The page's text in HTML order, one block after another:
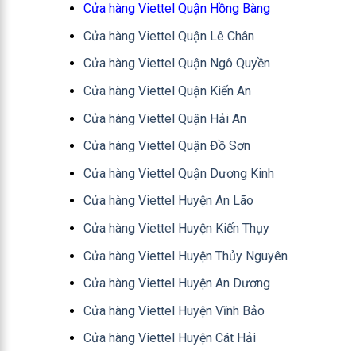
Cửa hàng Viettel Quận Hồng Bàng
Cửa hàng Viettel Quận Lê Chân
Cửa hàng Viettel Quận Ngô Quyền
Cửa hàng Viettel Quận Kiến An
Cửa hàng Viettel Quận Hải An
Cửa hàng Viettel Quận Đồ Sơn
Cửa hàng Viettel Quận Dương Kinh
Cửa hàng Viettel Huyện An Lão
Cửa hàng Viettel Huyện Kiến Thụy
Cửa hàng Viettel Huyện Thủy Nguyên
Cửa hàng Viettel Huyện An Dương
Cửa hàng Viettel Huyện Vĩnh Bảo
Cửa hàng Viettel Huyện Cát Hải